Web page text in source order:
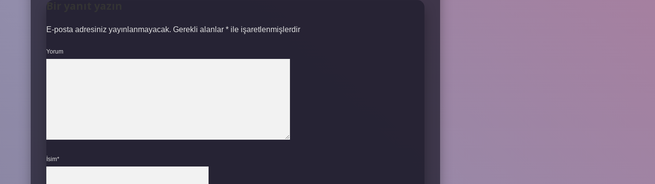
Bir yanıt yazın
E-posta adresiniz yayınlanmayacak. Gerekli alanlar * ile işaretlenmişlerdir
Yorum
İsim*